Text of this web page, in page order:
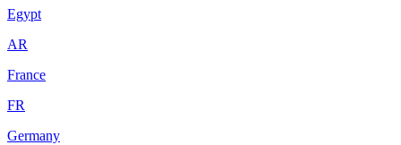
Egypt
AR
France
FR
Germany